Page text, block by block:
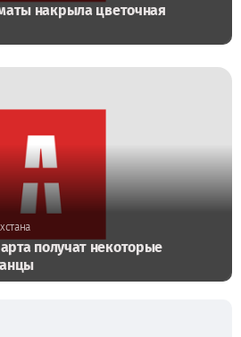
накрыла цветочная
получат некоторые